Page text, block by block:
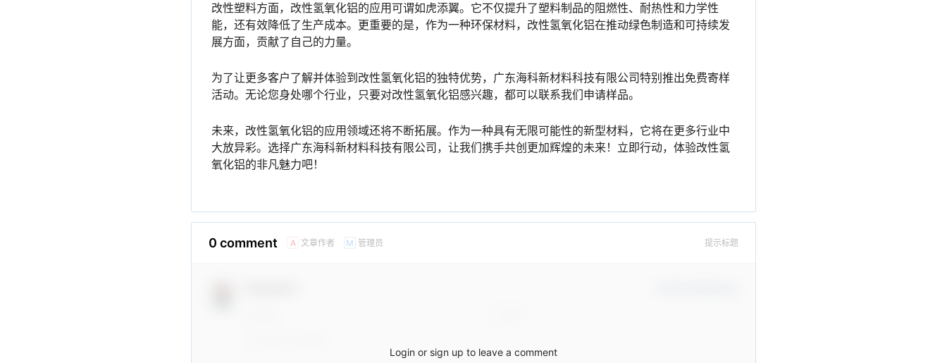
改性塑料方面，改性氢氧化铝的应用可谓如虎添翼。它不仅提升了塑料制品的阻燃性、耐热性和力学性
能，还有效降低了生产成本。更重要的是，作为一种环保材料，改性氢氧化铝在推动绿色制造和可持续发
展方面，贡献了自己的力量。
为了让更多客户了解并体验到改性氢氧化铝的独特优势，广东海科新材料科技有限公司特别推出免费寄样
活动。无论您身处哪个行业，只要对改性氢氧化铝感兴趣，都可以联系我们申请样品。
未来，改性氢氧化铝的应用领域还将不断拓展。作为一种具有无限可能性的新型材料，它将在更多行业中
大放异彩。选择广东海科新材料科技有限公司，让我们携手共创更加辉煌的未来！立即行动，体验改性氢
氧化铝的非凡魅力吧！
0 comment A 文章作者 M 管理员 提示标题
Login or sign up to leave a comment